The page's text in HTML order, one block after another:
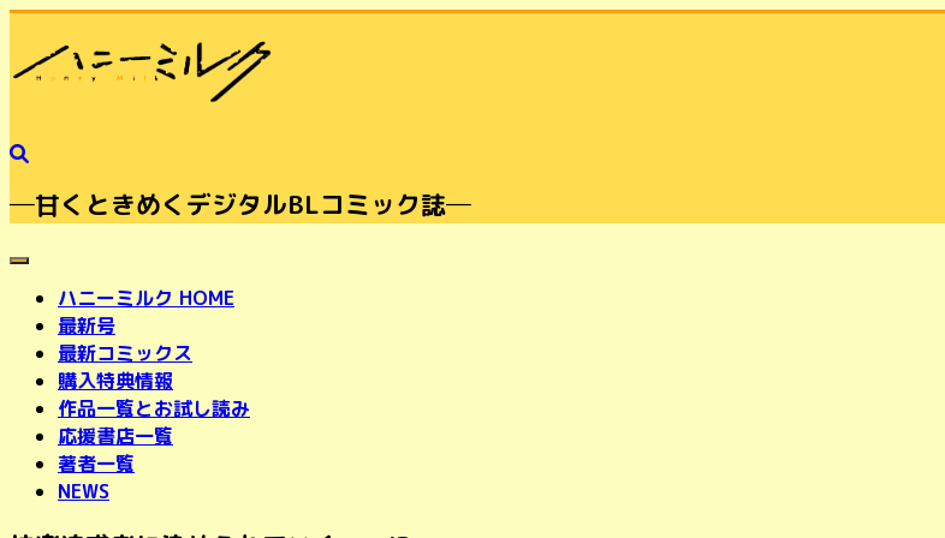
─甘くときめくデジタルBLコミック誌─
toggle navigation
ハニーミルク HOME
最新号
最新コミックス
購入特典情報
作品一覧とお試し読み
応援書店一覧
著者一覧
NEWS